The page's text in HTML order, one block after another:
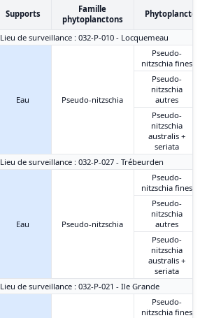
Supports
Famille
phytoplanctons
Phytoplanctons
Lieu de surveillance : 032-P-010 - Locquemeau
Eau Pseudo-nitzschia
Pseudo-
nitzschia fines
Pseudo-
nitzschia
autres
Pseudo-
nitzschia
australis +
seriata
Lieu de surveillance : 032-P-027 - Trébeurden
Eau Pseudo-nitzschia
Pseudo-
nitzschia fines
Pseudo-
nitzschia
autres
Pseudo-
nitzschia
australis +
seriata
Lieu de surveillance : 032-P-021 - Ile Grande
Pseudo-
nitzschia fines